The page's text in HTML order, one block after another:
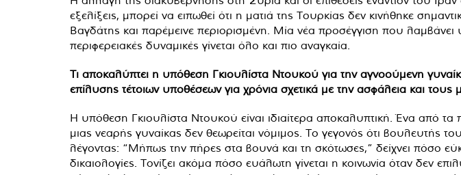
εξελίξεις, μπορεί να ειπωθεί ότι η ματιά της Τουρκίας δεν κινήθηκε
Βαγδάτης και παρέμεινε περιορισμένη. Μία νέα προσέγγιση που
περιφερειακές δυναμικές γίνεται όλο και πιο αναγκαία.
Τι αποκαλύπτει η υπόθεση Γκιουλίστα Ντουκού για την αγνοούμενη
επίλυσης τέτοιων υποθέσεων για χρόνια σχετικά με την ασφάλεια και
Η υπόθεση Γκιουλίστα Ντουκού είναι ιδιαίτερα αποκαλυπτική. Ένα από
μιας νεαρής γυναίκας δεν θεωρείται νόμιμος. Το γεγονός ότι βουλευτής
λέγοντας: “Μήπως την πήρες στα βουνά και τη σκότωσες,” δείχνει πόσο
δικαιολογίες. Τονίζει ακόμα πόσο ευάλωτη γίνεται η κοινωνία όταν δεν